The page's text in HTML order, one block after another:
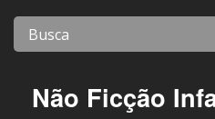
Não Ficção